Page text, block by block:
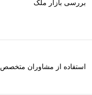
بررسی بازار ملک
استفاده از مشاوران متخصص